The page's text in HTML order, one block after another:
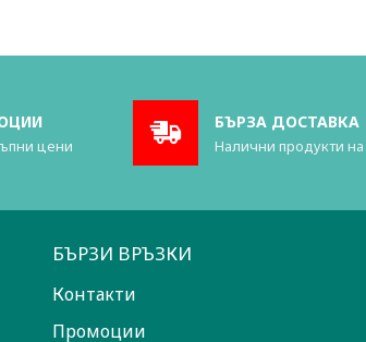
цени
БЪРЗА ДОСТАВКА
Налични продукти
БЪРЗИ ВРЪЗКИ
Контакти
Промоции